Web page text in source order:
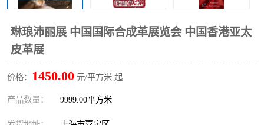
琳琅沛丽展 中国国际合成革展览会 中国香港亚太
皮革展
价格： 1450.00 元/平方米 起
产品数量： 9999.00平方米